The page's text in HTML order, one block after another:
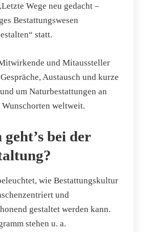
Wege neu gedacht –
Bestattungswesen
statt.
und Mitaussteller
Austausch und kurze
um Naturbestattungen an
weltweit.
bei der
wie Bestattungskultur
und
gestaltet werden kann.
stehen u. a.